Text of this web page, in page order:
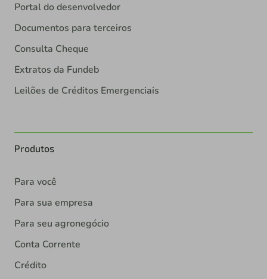
Portal do desenvolvedor
Documentos para terceiros
Consulta Cheque
Extratos da Fundeb
Leilões de Créditos Emergenciais
Produtos
Para você
Para sua empresa
Para seu agronegócio
Conta Corrente
Crédito